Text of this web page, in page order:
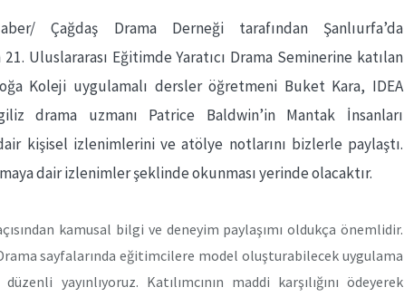
Çağdaş Drama Derneği tarafından Şanlıurfa’da
Uluslararası Eğitimde Yaratıcı Drama Seminerine katılan
Koleji uygulamalı dersler öğretmeni Buket Kara, IDEA
drama uzmanı Patrice Baldwin’in Mantak İnsanları
kişisel izlenimlerini ve atölye notlarını bizlerle paylaştı.
dair izlenimler şeklinde okunması yerinde olacaktır.
kamusal bilgi ve deneyim paylaşımı oldukça önemlidir.
sayfalarında eğitimcilere model oluşturabilecek uygulama
yayınlıyoruz. Katılımcının maddi karşılığını ödeyerek